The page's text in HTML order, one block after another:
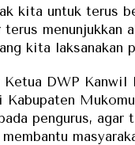
kita untuk terus
terus menunjukkan
kita laksanakan
Ketua DWP
Kabupaten
pengurus, agar